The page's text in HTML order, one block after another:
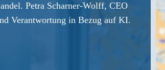
Petra Scharner-Wolff, CEO
Verantwortung in Bezug auf KI.